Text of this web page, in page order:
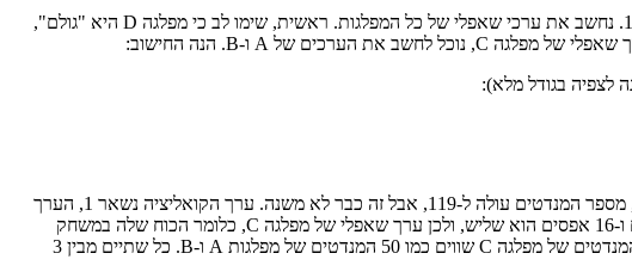
הנה דוגמה. בכנסת יש 4 מפלגות: למפלגות A ו-B יש 50 מנדטים כל אחת, למפלגה C יש 19 מנדטים, ומפלגה D היא סיעת יחיד ולה מנדט 1. נחשב את ערכי שאפלי של כל המפלגות. ראשית, שימו לב כי מפלגה D היא "גולם",
בשורה הראשונה לדוגמה, בונים תחילה קואליציה עם A ו-B. יש שם 100 מנדטים, ולכן ערכה של קואליציה זו הוא 1. אם מוסיפים את C, מספר המנדטים עולה ל-119, אבל זה כבר לא משנה. ערך הקואליציה נשאר 1, הערך
המוסף של C הוא אפס. מבין 24 האפשרויות, יש בדיוק 8 מקרים בהם הוספת C מעלה את ערך הקואליציה מ-0 ל-1. הממוצע של 8 אחדים ו-16 אפסים הוא שליש, ולכן ערך שאפלי של מפלגה C, כלומר הכוח שלה במשחק
הקואליציוני הוא 33.3%. 66.7% הנותרים מתחלקים שווה בשווה בין מפלגות A ו-B, ולכן גם ערך שאפלי שלהן הוא שליש, או 33.3%. 19 המנדטים של מפלגה C שווים כמו 50 המנדטים של מפלגות A ו-B. כל שתיים מבין 3